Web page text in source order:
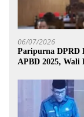
06/07/2026
Paripurna DPRD
APBD 2025, Wali